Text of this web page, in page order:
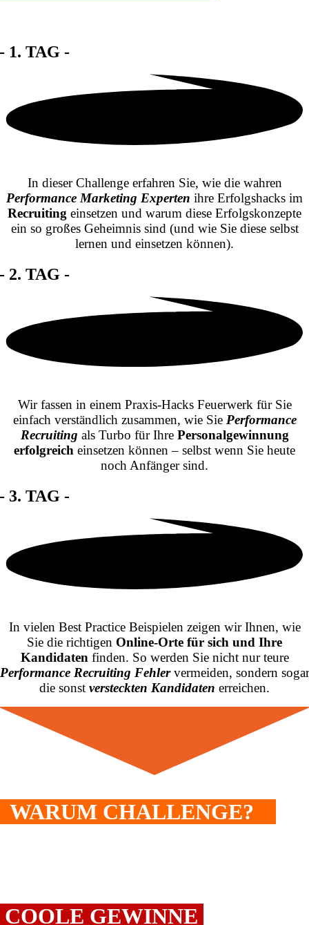
- 1. TAG -
In dieser Challenge erfahren Sie, wie die wahren
Performance Marketing Experten ihre Erfolgshacks im
Recruiting einsetzen und warum diese Erfolgskonzepte
ein so großes Geheimnis sind (und wie Sie diese selbst
lernen und einsetzen können).
- 2. TAG -
Wir fassen in einem Praxis-Hacks Feuerwerk für Sie
einfach verständlich zusammen, wie Sie Performance
Recruiting als Turbo für Ihre Personalgewinnung
erfolgreich einsetzen können – selbst wenn Sie heute
noch Anfänger sind.
- 3. TAG -
In vielen Best Practice Beispielen zeigen wir Ihnen, wie
Sie die richtigen Online-Orte für sich und Ihre
Kandidaten finden. So werden Sie nicht nur teure
Performance Recruiting Fehlervermeiden, sondern sogar
die sonst versteckten Kandidaten erreichen.
WARUM CHALLENGE?
COOLE GEWINNE